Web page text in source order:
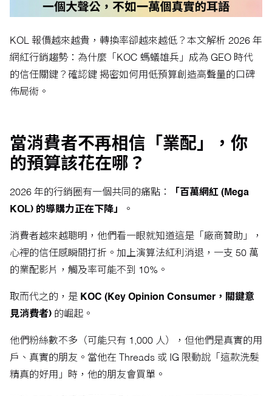
KOL 報價越來越貴，轉換率卻越來越低？本文解析 2026 年
網紅行銷趨勢：為什麼「KOC 螞蟻雄兵」成為 GEO 時代
的信任關鍵？確認鍵 揭密如何用低預算創造高聲量的口碑
佈局術。
當消費者不再相信「業配」，你
的預算該花在哪？
2026 年的行銷圈有一個共同的痛點：
「百萬網紅 (Mega
KOL) 的導購力正在下降」
。
消費者越來越聰明，他們看一眼就知道這是「廠商贊助」，
心裡的信任感瞬間打折。加上演算法紅利消退，一支 50 萬
的業配影片，觸及率可能不到 10%。
取而代之的，是 KOC (Key Opinion Consumer，關鍵意
見消費者) 的崛起。
他們粉絲數不多（可能只有 1,000 人），但他們是真實的用
戶、真實的朋友。當他在 Threads 或 IG 限動說「這款洗髮
精真的好用」時，他的朋友會買單。